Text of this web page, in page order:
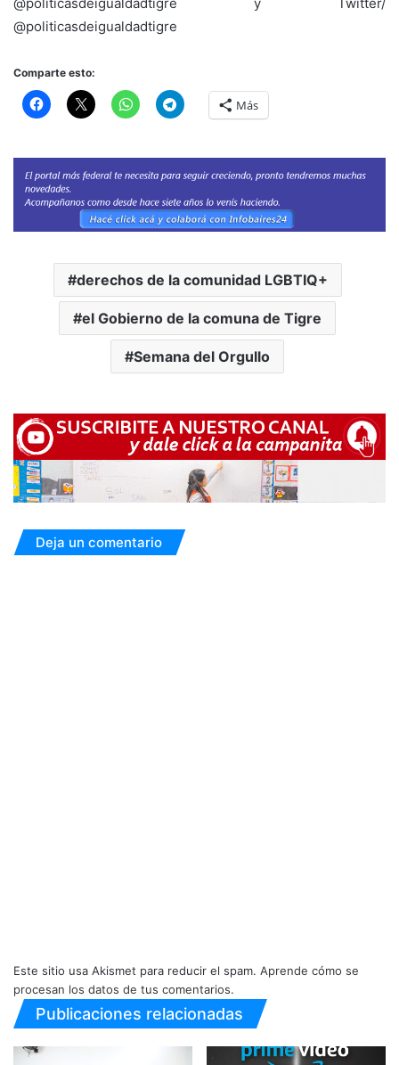
@politicasdeigualdadtigre y Twitter/
@politicasdeigualdadtigre
Comparte esto:
Más
derechos de la comunidad LGBTIQ+
el Gobierno de la comuna de Tigre
Semana del Orgullo
Deja un comentario
Este sitio usa Akismet para reducir el spam. Aprende cómo se
procesan los datos de tus comentarios.
Publicaciones relacionadas